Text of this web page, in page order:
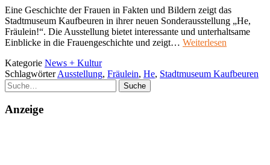
Eine Geschichte der Frauen in Fakten und Bildern zeigt das
Stadtmuseum Kaufbeuren in ihrer neuen Sonderausstellung „He,
Fräulein!“. Die Ausstellung bietet interessante und unterhaltsame
Einblicke in die Frauengeschichte und zeigt… Weiterlesen
Kategorie News + Kultur
SchlagwörterAusstellung, Fräulein, He, Stadtmuseum Kaufbeuren
Suche
Anzeige